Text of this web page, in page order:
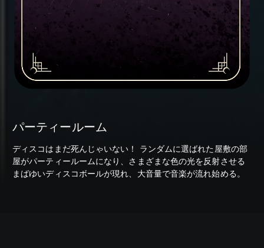
パーティールーム
ディスコはまだ死んじゃいない！ ランダムに選ばれた屋敷の部
屋がパーティールームになり、さまざまな色の光を反射させる
まばゆいディスコボールが現れ、大音量で音楽が流れ始める。